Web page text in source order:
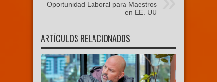
Oportunidad Laboral para Maestros
en EE. UU
ARTÍCULOS RELACIONADOS